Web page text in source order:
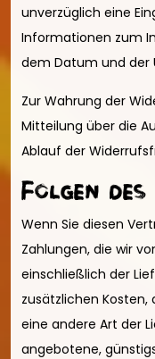
unverzüglich eine
Informationen zum
dem Datum und der
Zur Wahrung der
Mitteilung über die
Ablauf der
Folgen
Wenn Sie diesen
Zahlungen, die wir
einschließlich der
zusätzlichen Kosten,
eine andere Art der
angebotene,